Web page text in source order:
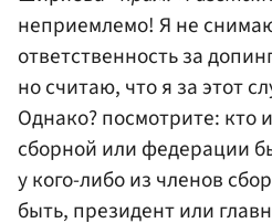
неприемлемо! Я не
ответственность за
но считаю, что я за этот
Однако? посмотрите: кто
сборной или федерации
у кого-либо из членов
быть, президент или